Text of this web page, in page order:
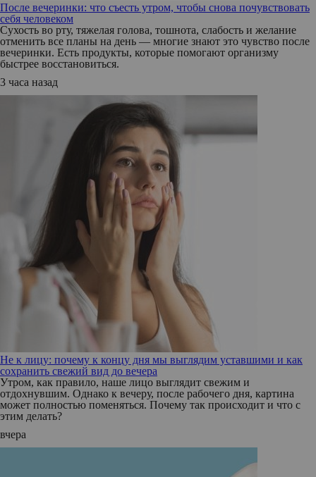
После вечеринки: что съесть утром, чтобы снова почувствовать
себя человеком
Сухость во рту, тяжелая голова, тошнота, слабость и желание
отменить все планы на день — многие знают это чувство после
вечеринки. Есть продукты, которые помогают организму
быстрее восстановиться.
3 часа назад
Не к лицу: почему к концу дня мы выглядим уставшими и как
сохранить свежий вид до вечера
Утром, как правило, наше лицо выглядит свежим и
отдохнувшим. Однако к вечеру, после рабочего дня, картина
может полностью поменяться. Почему так происходит и что с
этим делать?
вчера